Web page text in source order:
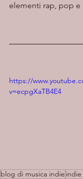
elementi rap, pop e
https://
v=ecpgXaTB4E4
blog di musica indie